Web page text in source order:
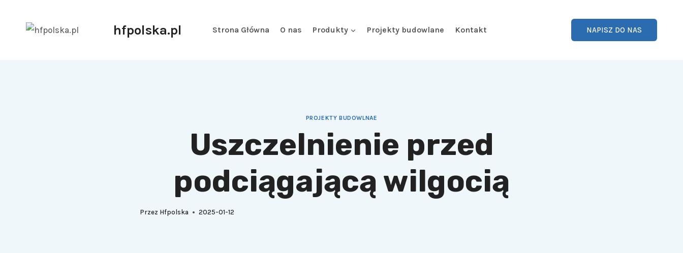
hfpolska.pl Strona Główna O nas Produkty Projekty budowlane Kontakt NAPISZ DO NAS
PROJEKTY BUDOWLNAE
Uszczelnienie przed
podciągającą wilgocią
Przez Hfpolska 2025-01-12